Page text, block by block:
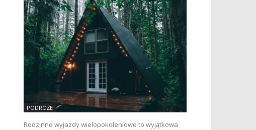
PODRÓŻE
Rodzinne wyjazdy wielopokoleniowe to wyjątkowa